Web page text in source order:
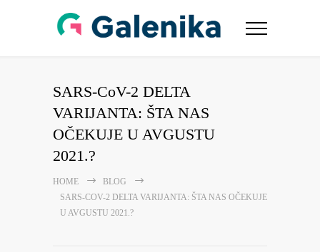
SARS-CoV-2 DELTA
VARIJANTA: ŠTA NAS
OČEKUJE U AVGUSTU
2021.?
HOME
BLOG
SARS-COV-2 DELTA VARIJANTA: ŠTA NAS OČEKUJE
U AVGUSTU 2021.?